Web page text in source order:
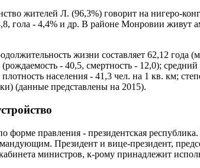
жителей Л. (96,3%) говорит на нигеро-
гола - 4,4% и др. В районе Монровии
жизни составляет 62,12
- 40,5, смертность - 12,0);
плотность населения - 41,3 чел. на 1 кв. км;
(данные представлены на 2015).
форме правления - президентская
Президент и вице-президент,
министров, к-рому принадлежит